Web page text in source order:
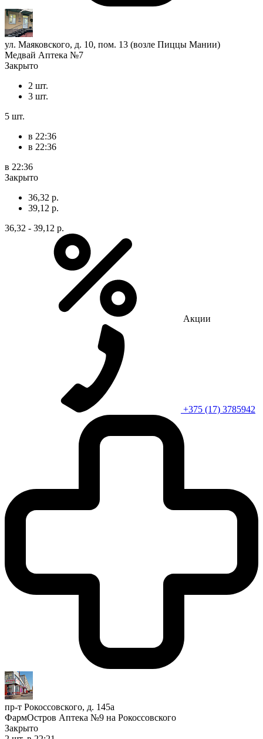
ул. Маяковского, д. 10, пом. 13 (возле Пиццы Мании)
Медвай Аптека №7
Закрыто
2 шт.
3 шт.
5 шт.
в 22:36
в 22:36
в 22:36
Закрыто
36,32 р.
39,12 р.
36,32 - 39,12 р.
Акции
+375 (17) 3785942
пр-т Рокоссовского, д. 145а
ФармОстров Аптека №9 на Рокоссовского
Закрыто